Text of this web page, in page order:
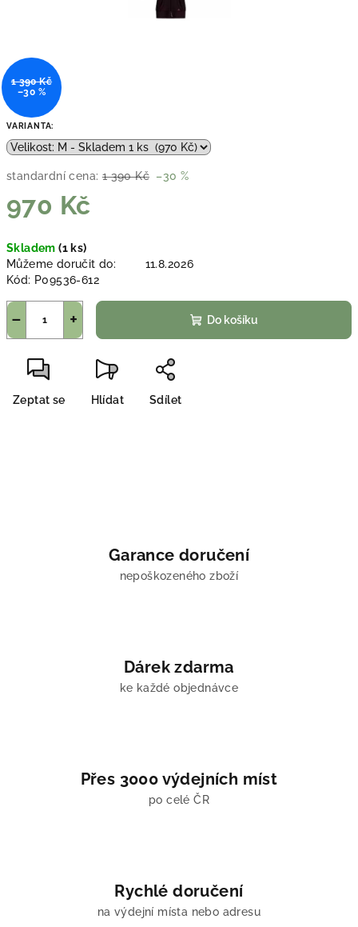
VARIANTA:
standardní cena: 1 390 Kč –30 %
970 Kč
cena:
Skladem(1 ks)
Můžeme doručit do:
11.8.2026
Kód: P09536-612
+
− Do košíku
Zeptat se Hlídat Sdílet
1 390 Kč
–30 %
Garance doručení
nepoškozeného zboží
Dárek zdarma
ke každé objednávce
Přes 3000 výdejních míst
po celé ČR
Rychlé doručení
na výdejní místa nebo adresu